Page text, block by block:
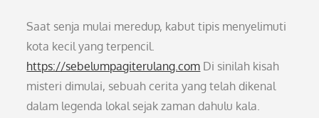
Saat senja mulai meredup, kabut tipis menyelimuti
kota kecil yang terpencil.
https://sebelumpagiterulang.com Di sinilah kisah
misteri dimulai, sebuah cerita yang telah dikenal
dalam legenda lokal sejak zaman dahulu kala.